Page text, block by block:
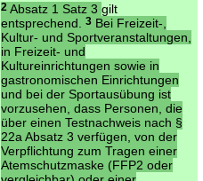
2Absatz 1 Satz 3 gilt
entsprechend.
3Bei Freizeit-,
Kultur- und Sportveranstaltungen,
in Freizeit- und
Kultureinrichtungen sowie in
gastronomischen Einrichtungen
und bei der Sportausübung ist
vorzusehen, dass Personen, die
über einen Testnachweis nach §
22a Absatz 3 verfügen, von der
Verpflichtung zum Tragen einer
Atemschutzmaske (FFP2 oder